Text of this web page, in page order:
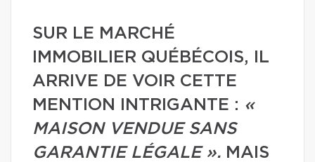
SUR LE MARCHÉ
IMMOBILIER QUÉBÉCOIS, IL
ARRIVE DE VOIR CETTE
MENTION INTRIGANTE : «
MAISON VENDUE SANS
GARANTIE LÉGALE ». MAIS